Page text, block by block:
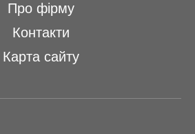
Про фірму
Контакти
Карта сайту